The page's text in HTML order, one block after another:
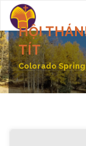
HỘI
TÍT
Colorado